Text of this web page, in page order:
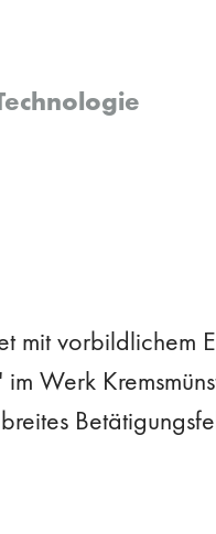
mit vorbildlichem
Werk